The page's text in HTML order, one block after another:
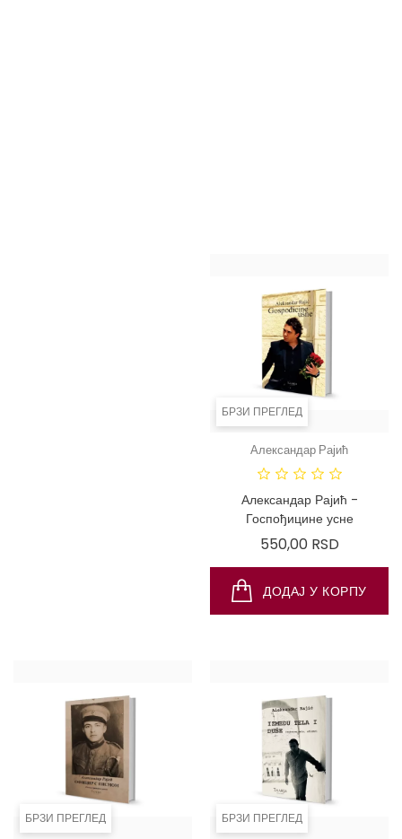
БРЗИ ПРЕГЛЕД
Александар Рајић
Александар Рајић -
Госпођицине усне
550,00 RSDЦена
ДОДАЈ У КОРПУ
БРЗИ ПРЕГЛЕД БРЗИ ПРЕГЛЕД